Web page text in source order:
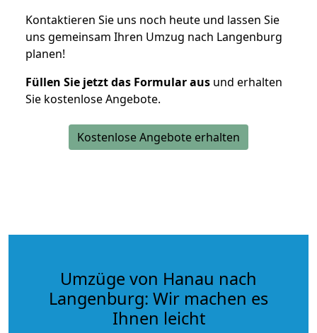
Kontaktieren Sie uns noch heute und lassen Sie
uns gemeinsam Ihren Umzug nach Langenburg
planen!
Füllen Sie jetzt das Formular aus und erhalten
Sie kostenlose Angebote.
Kostenlose Angebote erhalten
Umzüge von Hanau nach
Langenburg: Wir machen es
Ihnen leicht